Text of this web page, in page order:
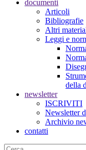
documenti
Articoli
Bibliografie
Altri
Leggi e
della
newsletter
ISCRIVITI
Newsletter
Archivio
contatti